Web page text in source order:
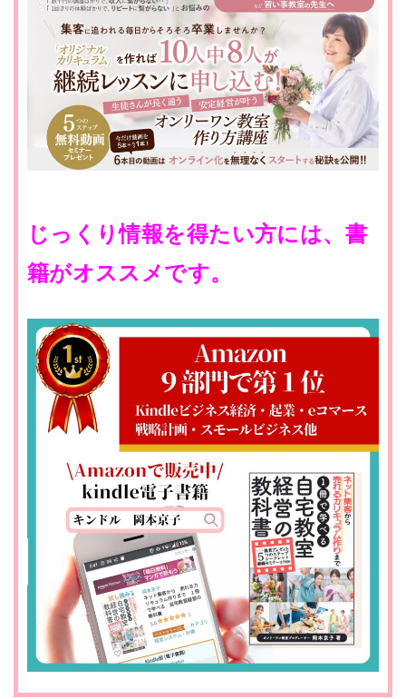
じっくり情報を得たい方には、書
籍がオススメです。